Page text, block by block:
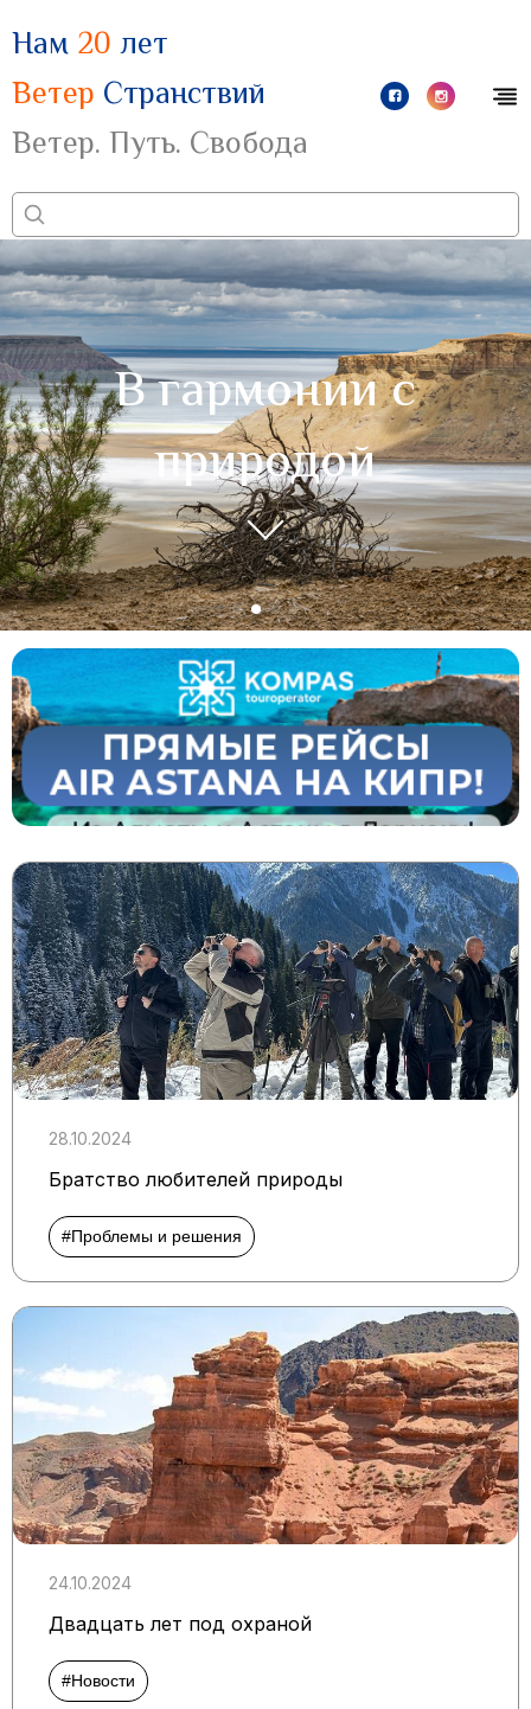
Нам 20 лет
Ветер Странствий
Ветер. Путь. Свобода
В гармонии с
природой
28.10.2024
Братство любителей природы
#Проблемы и решения
24.10.2024
Двадцать лет под охраной
#Новости